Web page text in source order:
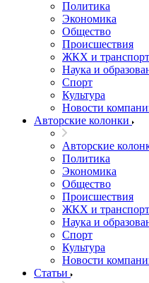
Политика
Экономика
Общество
Происшествия
ЖКХ и транспорт
Наука и
Спорт
Культура
Новости
Авторские колонки
Авторские
Политика
Экономика
Общество
Происшествия
ЖКХ и транспорт
Наука и
Спорт
Культура
Новости
Статьи